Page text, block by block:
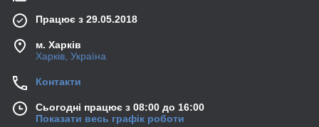
Працює з 29.05.2018
м. Харків
Харків, Україна
Контакти
Сьогодні працює з 08:00 до 16:00
Показати весь графік роботи